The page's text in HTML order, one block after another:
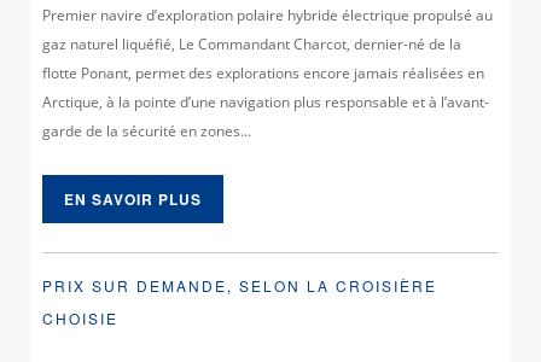
Premier navire d’exploration polaire hybride électrique propulsé au
gaz naturel liquéfié, Le Commandant Charcot, dernier-né de la
flotte Ponant, permet des explorations encore jamais réalisées en
Arctique, à la pointe d’une navigation plus responsable et à l’avant-
garde de la sécurité en zones...
EN SAVOIR PLUS
PRIX SUR DEMANDE, SELON LA CROISIÈRE
CHOISIE